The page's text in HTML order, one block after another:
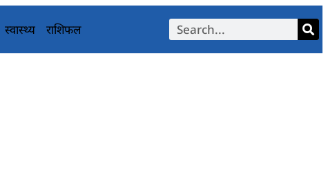
स्वास्थ्य राशिफल